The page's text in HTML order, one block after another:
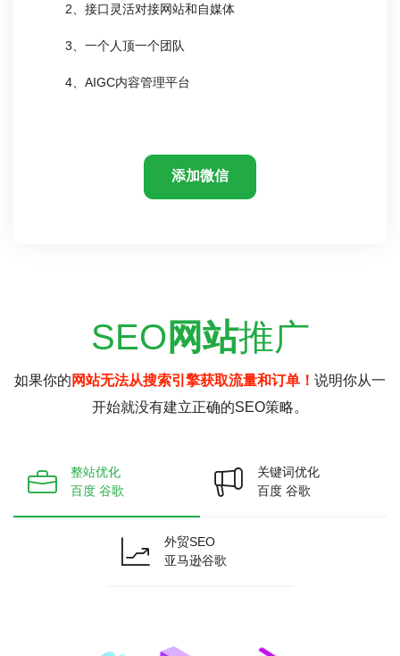
2、接口灵活对接网站和自媒体
3、一个人顶一个团队
4、AIGC内容管理平台
添加微信
SEO 网站推广
如果你的 网站无法从搜索引擎获取流量和订单！ 说明你从一
开始就没有建立正确的SEO策略。
整站优化
百度 谷歌
关键词优化
百度 谷歌
外贸SEO
亚马逊谷歌